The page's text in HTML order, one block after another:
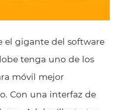
el gigante del software
tenga uno de los
móvil mejor
Con una interfaz de